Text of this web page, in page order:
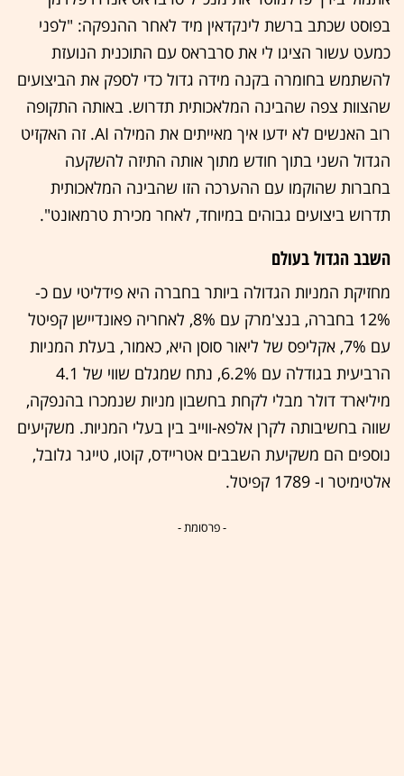
בפוסט שכתב ברשת לינקדאין מיד לאחר ההנפקה: "לפני
כמעט עשור הציגו לי את סרבראס עם התוכנית הנועזת
להשתמש בחומרה בקנה מידה גדול כדי לספק את הביצועים
שהצוות צפה שהבינה המלאכותית תדרוש. באותה התקופה
רוב האנשים לא ידעו איך מאייתים את המילה AI. זה האקזיט
הגדול השני בתוך חודש מתוך אותה התיזה להשקעה
בחברות שהוקמו עם ההערכה הזו שהבינה המלאכותית
תדרוש ביצועים גבוהים במיוחד, לאחר מכירת טרמאונט".
השבב הגדול בעולם
מחזיקת המניות הגדולה ביותר בחברה היא פידליטי עם כ-
12% בחברה, בנצ'מרק עם 8%, לאחריה פאונדיישן קפיטל
עם 7%, אקליפס של ליאור סוסן היא, כאמור, בעלת המניות
הרביעית בגודלה עם 6.2%, נתח שמגלם שווי של 4.1
מיליארד דולר מבלי לקחת בחשבון מניות שנמכרו בהנפקה,
שווה בחשיבותה לקרן אלפא-ווייב בין בעלי המניות. משקיעים
נוספים הם משקיעת השבבים אטריידס, קוטו, טייגר גלובל,
אלטימיטר ו- 1789 קפיטל.
- פרסומת -